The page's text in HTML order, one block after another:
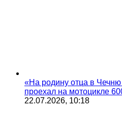
«На родину отца в
проехал на мотоцикле
22.07.2026, 10:18